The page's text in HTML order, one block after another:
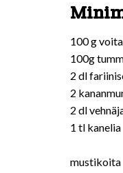
100 g voita
100g
2 dl
2
2 dl
1 tl kanelia
mustikoita